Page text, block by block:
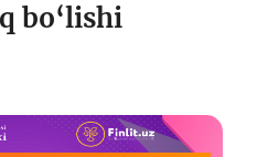
bo‘lishi